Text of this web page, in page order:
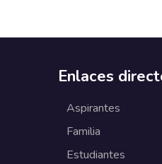
Enlaces
Aspirantes
Familia
Estudiantes